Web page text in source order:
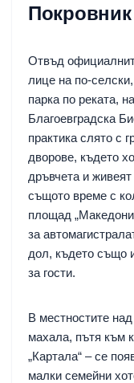
Отвъд
лице на по-
парка по реката,
Благоевградска
практика слято с
дворове, където
дръвчета и
същото време с
площад
за
дол, където също
за гости.
В местностите
махала, пътя към
„Картала“ – се
малки семейни